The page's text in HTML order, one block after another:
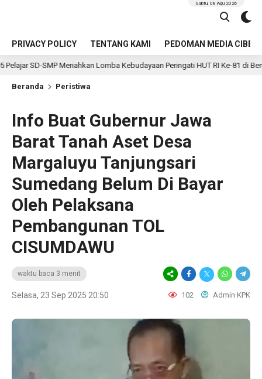
PRIVACY POLICY TENTANG KAMI PEDOMAN MEDIA CIBER
Sabtu, 08 Agu 2026
Meriahkan Lomba Kebudayaan Peringati HUT RI Ke-81 di Bengkulu Selatan
Beranda Peristiwa
Info Buat Gubernur Jawa
Barat Tanah Aset Desa
Margaluyu Tanjungsari
Sumedang Belum Di Bayar
Oleh Pelaksana
Pembangunan TOL
CISUMDAWU
waktu baca 3 menit
Selasa, 23 Sep 2025 20:50 102 Admin KPK